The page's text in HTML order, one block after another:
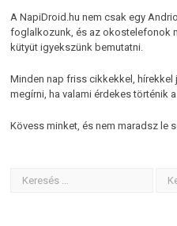
A NapiDroid.hu nem csak egy
foglalkozunk, és az okostelefonok
kütyüt igyekszünk bemutatni.
Minden nap friss cikkekkel, hírekkel
megírni, ha valami érdekes történik
Kövess minket, és nem maradsz le